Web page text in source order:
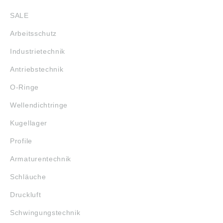
SALE
Arbeitsschutz
Industrietechnik
Antriebstechnik
O-Ringe
Wellendichtringe
Kugellager
Profile
Armaturentechnik
Schläuche
Druckluft
Schwingungstechnik